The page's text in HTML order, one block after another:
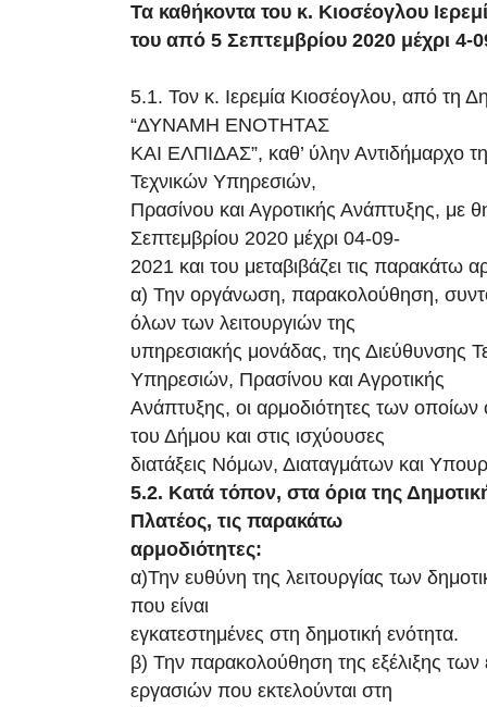
Τα καθήκοντα του κ. Κιοσέογλου
του από 5 Σεπτεμβρίου 2020 μέχρι 4-
5.1. Τον κ. Ιερεμία Κιοσέογλου, από τη
“ΔΥΝΑΜΗ ΕΝΟΤΗΤΑΣ
ΚΑΙ ΕΛΠΙΔΑΣ”, καθ’ ύλην Αντιδήμαρχο
Τεχνικών Υπηρεσιών,
Πρασίνου και Αγροτικής Ανάπτυξης, με
Σεπτεμβρίου 2020 μέχρι 04-09-
2021 και του μεταβιβάζει τις παρακάτω
α) Την οργάνωση, παρακολούθηση,
όλων των λειτουργιών της
υπηρεσιακής μονάδας, της Διεύθυνσης
Υπηρεσιών, Πρασίνου και Αγροτικής
Ανάπτυξης, οι αρμοδιότητες των οποίων
του Δήμου και στις ισχύουσες
διατάξεις Νόμων, Διαταγμάτων και
5.2. Κατά τόπον, στα όρια της
Πλατέος, τις παρακάτω
αρμοδιότητες:
α)Την ευθύνη της λειτουργίας των
που είναι
εγκατεστημένες στη δημοτική ενότητα.
β) Την παρακολούθηση της εξέλιξης των
εργασιών που εκτελούνται στη